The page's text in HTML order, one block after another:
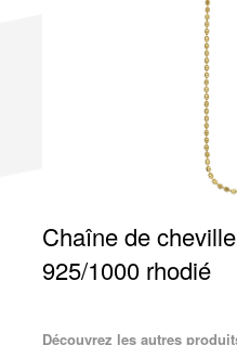
Chaîne de
925/1000 rhodié
Découvrez les autres